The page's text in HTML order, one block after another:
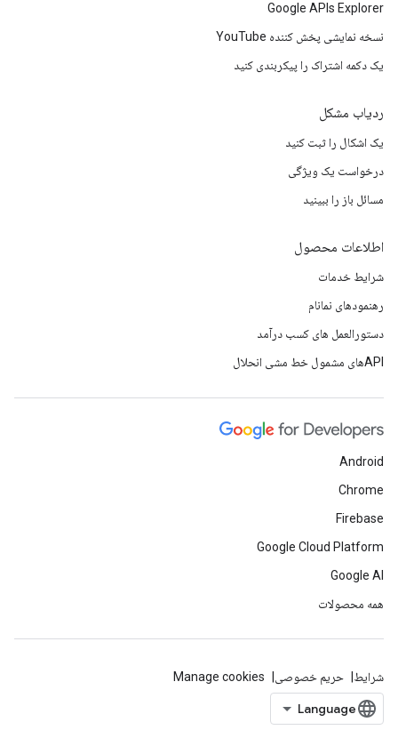
Google APIs Explorer
نسخه نمایشی پخش کننده YouTube
یک دکمه اشتراک را پیکربندی کنید
ردیاب مشکل
یک اشکال را ثبت کنید
درخواست یک ویژگی
مسائل باز را ببینید
اطلاعات محصول
شرایط خدمات
رهنمودهای نمانام
دستورالعمل های کسب درآمد
APIهای مشمول خط مشی انحلال
Android
Chrome
Firebase
Google Cloud Platform
Google AI
همه محصولات
شرایط حریم خصوصی Manage cookies